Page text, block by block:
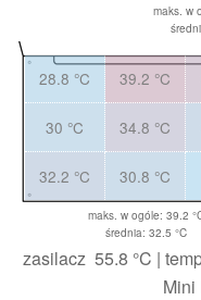
maks. w
28.8 °C 39.2 °C
30 °C 34.8 °C
32.2 °C 30.8 °C
maks. w ogóle: 39.2
średnia: 32.5 °C
zasilacz 55.8 °C |
Mini